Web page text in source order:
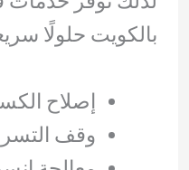
بالكويت حلولًا
إصلاح
وقف